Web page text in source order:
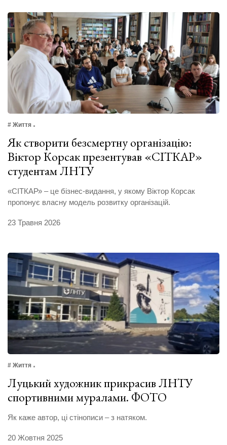
# Життя
Як створити безсмертну організацію:
Віктор Корсак презентував «СІТКАР»
студентам ЛНТУ
«СІТКАР» – це бізнес-видання, у якому Віктор Корсак
пропонує власну модель розвитку організацій.
23 Травня 2026
# Життя
Луцький художник прикрасив ЛНТУ
спортивними муралами. ФОТО
Як каже автор, ці стінописи – з натяком.
20 Жовтня 2025